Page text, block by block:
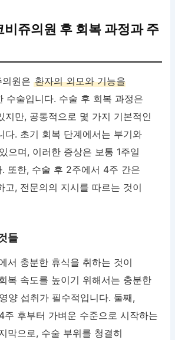
비쥬의원 후 회복 과정과 주
의원은환자의 외모와 기능을
수술입니다. 수술 후 회복 과정은
지만, 공통적으로 몇 가지 기본적인
다. 초기 회복 단계에서는 부기와
으며, 이러한 증상은 보통 1주일
또한, 수술 후 2주에서 4주 간은
고, 전문의의 지시를 따르는 것이
들
서 충분한 휴식을 취하는 것이
복 속도를 높이기 위해서는 충분한
양 섭취가 필수적입니다. 둘째,
주 후부터 가벼운 수준으로 시작하는
막으로, 수술 부위를 청결히